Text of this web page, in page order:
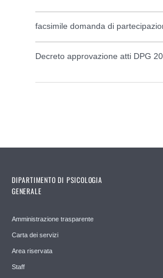
facsimile domanda di
Decreto approvazione atti DPG
DIPARTIMENTO DI PSICOLOGIA
GENERALE
Amministrazione trasparente
Carta dei servizi
Area riservata
Staff